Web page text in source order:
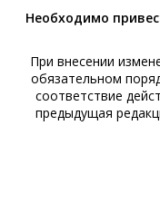
Необходимо
При внесении
обязательном
соответствие
предыдущая